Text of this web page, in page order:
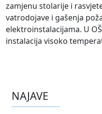
zamjenu stolarije i
vatrodojave i gašenja
elektroinstalacijama. U
instalacija visoko
NAJAVE